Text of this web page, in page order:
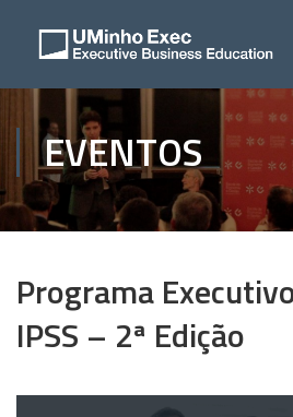
EVENTOS
Programa
IPSS – 2ª Edição